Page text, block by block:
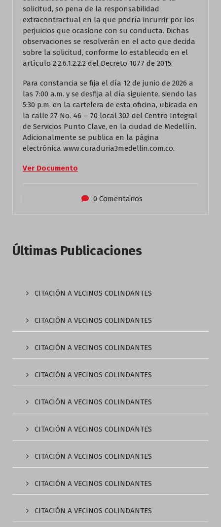
solicitud, so pena de la responsabilidad
extracontractual en la que podría incurrir por los
perjuicios que ocasione con su conducta. Dichas
observaciones se resolverán en el acto que decida
sobre la solicitud, conforme lo establecido en el
artículo 2.2.6.1.2.2.2 del Decreto 1077 de 2015.
Para constancia se fija el día 12 de junio de 2026 a
las 7:00 a.m. y se desfija al día siguiente, siendo las
5:30 p.m. en la cartelera de esta oficina, ubicada en
la calle 27 No. 46 – 70 local 302 del Centro Integral
de Servicios Punto Clave, en la ciudad de Medellín.
Adicionalmente se publica en la página
electrónica www.curaduria3medellin.com.co.
Ver Documento
0 Comentarios
Últimas Publicaciones
CITACIÓN A VECINOS COLINDANTES
CITACIÓN A VECINOS COLINDANTES
CITACIÓN A VECINOS COLINDANTES
CITACIÓN A VECINOS COLINDANTES
CITACIÓN A VECINOS COLINDANTES
CITACIÓN A VECINOS COLINDANTES
CITACIÓN A VECINOS COLINDANTES
CITACIÓN A VECINOS COLINDANTES
CITACIÓN A VECINOS COLINDANTES